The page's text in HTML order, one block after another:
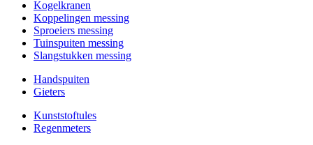
Kogelkranen
Koppelingen messing
Sproeiers messing
Tuinspuiten messing
Slangstukken messing
Handspuiten
Gieters
Kunststoftules
Regenmeters